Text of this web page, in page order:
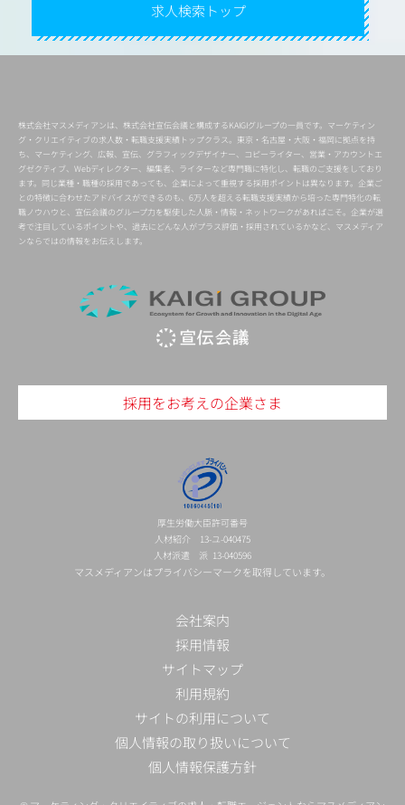
求人検索トップ
株式会社マスメディアンは、株式会社宣伝会議と構成するKAIGIグループの一員です。マーケティン
グ・クリエイティブの求人数・転職支援実績トップクラス。東京・名古屋・大阪・福岡に拠点を持
ち、マーケティング、広報、宣伝、グラフィックデザイナー、コピーライター、営業・アカウントエ
グゼクティブ、Webディレクター、編集者、ライターなど専門職に特化し、転職のご支援をしており
ます。同じ業種・職種の採用であっても、企業によって重視する採用ポイントは異なります。企業ご
との特徴に合わせたアドバイスができるのも、6万人を超える転職支援実績から培った専門特化の転
職ノウハウと、宣伝会議のグループ力を駆使した人脈・情報・ネットワークがあればこそ。企業が選
考で注目しているポイントや、過去にどんな人がプラス評価・採用されているかなど、マスメディア
ンならではの情報をお伝えします。
採用をお考えの企業さま
厚生労働大臣許可番号
人材紹介 13-ユ-040475
人材派遣 派 13-040596
マスメディアンはプライバシーマークを取得しています。
会社案内
採用情報
サイトマップ
利用規約
サイトの利用について
個人情報の取り扱いについて
個人情報保護方針